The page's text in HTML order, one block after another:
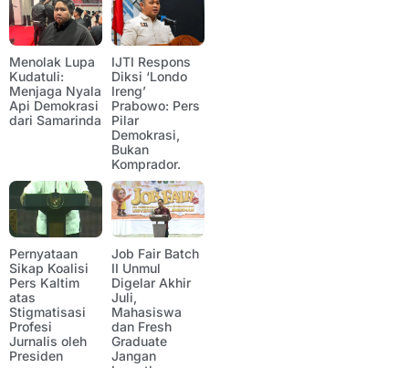
Menolak Lupa
Kudatuli:
Menjaga Nyala
Api Demokrasi
dari Samarinda
IJTI Respons
Diksi ‘Londo
Ireng’
Prabowo: Pers
Pilar
Demokrasi,
Bukan
Komprador.
Pernyataan
Sikap Koalisi
Pers Kaltim
atas
Stigmatisasi
Profesi
Jurnalis oleh
Presiden
Job Fair Batch
II Unmul
Digelar Akhir
Juli,
Mahasiswa
dan Fresh
Graduate
Jangan